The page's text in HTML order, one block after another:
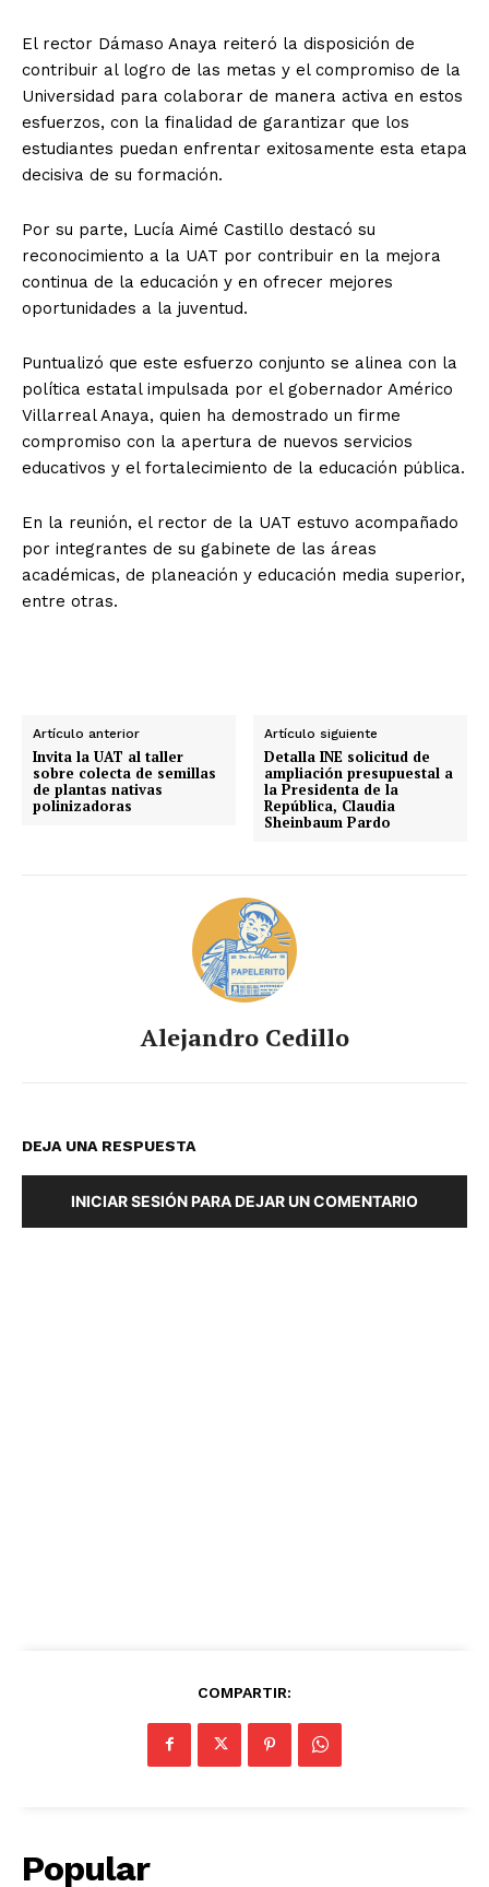
El rector Dámaso Anaya reiteró la disposición de
contribuir al logro de las metas y el compromiso de la
Universidad para colaborar de manera activa en estos
esfuerzos, con la finalidad de garantizar que los
estudiantes puedan enfrentar exitosamente esta etapa
decisiva de su formación.
Por su parte, Lucía Aimé Castillo destacó su
reconocimiento a la UAT por contribuir en la mejora
continua de la educación y en ofrecer mejores
oportunidades a la juventud.
Puntualizó que este esfuerzo conjunto se alinea con la
política estatal impulsada por el gobernador Américo
Villarreal Anaya, quien ha demostrado un firme
compromiso con la apertura de nuevos servicios
educativos y el fortalecimiento de la educación pública.
En la reunión, el rector de la UAT estuvo acompañado
por integrantes de su gabinete de las áreas
académicas, de planeación y educación media superior,
entre otras.
Artículo anterior
Invita la UAT al taller
sobre colecta de semillas
de plantas nativas
polinizadoras
Artículo siguiente
Detalla INE solicitud de
ampliación presupuestal a
la Presidenta de la
República, Claudia
Sheinbaum Pardo
Alejandro Cedillo
DEJA UNA RESPUESTA
INICIAR SESIÓN PARA DEJAR UN COMENTARIO
COMPARTIR:
Popular